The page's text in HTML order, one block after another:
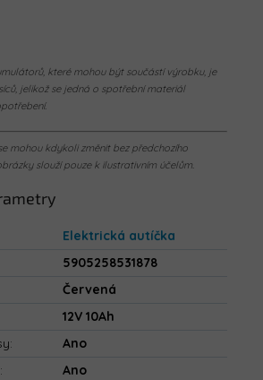
které mohou být součástí výrobku, je
jelikož se jedná o spotřební materiál
mohou kdykoli změnit bez předchozího
slouží pouze k ilustrativním účelům.
Elektrická autíčka
5905258531878
Červená
12V 10Ah
:
Ano
:
Ano